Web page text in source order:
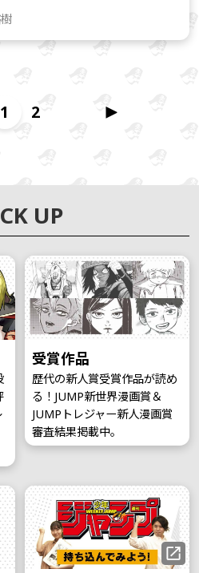
1 2
UP
受賞作品
歴代の新人賞受賞作品が読め
る！JUMP新世界漫画賞＆
JUMPトレジャー新人漫画賞
審査結果掲載中。